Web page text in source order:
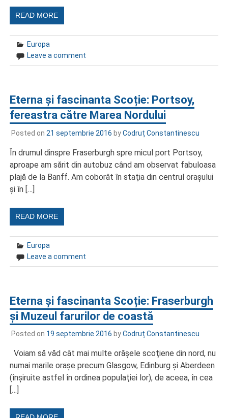
READ MORE
Europa
Leave a comment
Eterna și fascinanta Scoție: Portsoy,
fereastra către Marea Nordului
Posted on 21 septembrie 2016 byCodruț Constantinescu
În drumul dinspre Fraserburgh spre micul port Portsoy,
aproape am sărit din autobuz când am observat fabuloasa
plajă de la Banff. Am coborât în staţia din centrul oraşului
şi în […]
READ MORE
Europa
Leave a comment
Eterna și fascinanta Scoție: Fraserburgh
și Muzeul farurilor de coastă
Posted on 19 septembrie 2016 byCodruț Constantinescu
Voiam să văd cât mai multe orăşele scoţiene din nord, nu
numai marile oraşe precum Glasgow, Edinburg şi Aberdeen
(înşiruite astfel în ordinea populaţiei lor), de aceea, în cea
[…]